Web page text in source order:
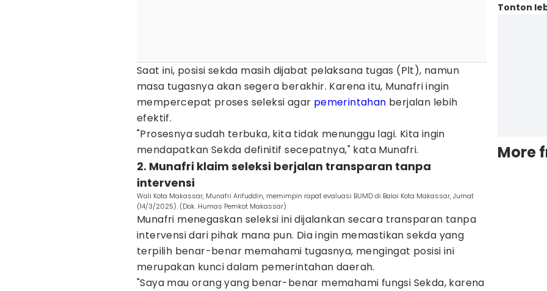
Saat ini, posisi sekda masih dijabat pelaksana tugas (Plt), namun
masa tugasnya akan segera berakhir. Karena itu, Munafri ingin
mempercepat proses seleksi agar pemerintahan berjalan lebih
efektif.
"Prosesnya sudah terbuka, kita tidak menunggu lagi. Kita ingin
mendapatkan Sekda definitif secepatnya," kata Munafri.
2. Munafri klaim seleksi berjalan transparan tanpa
intervensi
Wali Kota Makassar, Munafri Arifuddin, memimpin rapat evaluasi BUMD di Balai Kota Makassar, Jumat
(14/3/2025). (Dok. Humas Pemkot Makassar)
Munafri menegaskan seleksi ini dijalankan secara transparan tanpa
intervensi dari pihak mana pun. Dia ingin memastikan sekda yang
terpilih benar-benar memahami tugasnya, mengingat posisi ini
merupakan kunci dalam pemerintahan daerah.
"Saya mau orang yang benar-benar memahami fungsi Sekda, karena
Tonton
More